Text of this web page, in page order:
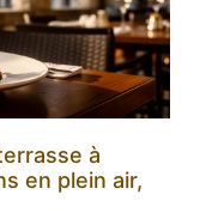
à
en plein air,